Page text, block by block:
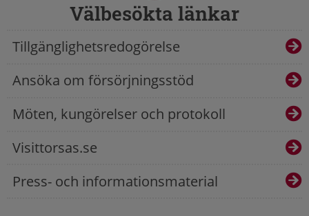
Välbesökta länkar
Tillgänglighetsredogörelse
Ansöka om försörjningsstöd
Möten, kungörelser och protokoll
Visittorsas.se
Press- och informationsmaterial